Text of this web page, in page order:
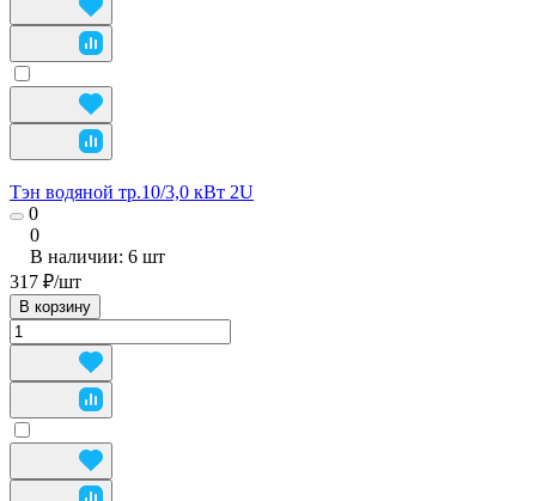
Тэн водяной тр.10/3,0 кВт 2U
0
0
В наличии: 6 шт
317 ₽/шт
В корзину